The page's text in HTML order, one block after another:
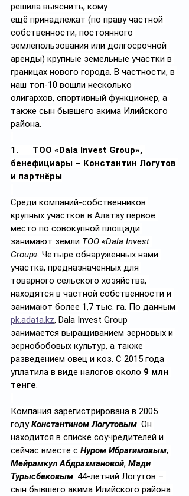
решила выяснить, кому
ещё принадлежат (по праву частной
собственности, постоянного
землепользования или долгосрочной
аренды) крупные земельные участки в
границах нового города. В частности, в
наш топ-10 вошли несколько
олигархов, спортивный функционер, а
также сын бывшего акима Илийского
района.
1.      ТОО «Dala Invest Group»,
бенефициары – Константин Логутов
и партнёры
Среди компаний-собственников
крупных участков в Алатау первое
место по совокупной площади
занимают земли ТОО «Dala Invest
Group». Четыре обнаруженных нами
участка, предназначенных для
товарного сельского хозяйства,
находятся в частной собственности и
занимают более 1,7 тыс. га. По данным
pk.adata.kz, Dala Invest Group
занимается выращиванием зерновых и
зернобобовых культур, а также
разведением овец и коз. С 2015 года
уплатила в виде налогов около 9 млн
тенге.
Компания зарегистрирована в 2005
году Константином Логутовым. Он
находится в списке соучредителей и
сейчас вместе с Нуром Ибрагимовым,
Мейрамкул Абдрахмановой, Мади
Турысбековым. 44-летний Логутов –
сын бывшего акима Илийского района